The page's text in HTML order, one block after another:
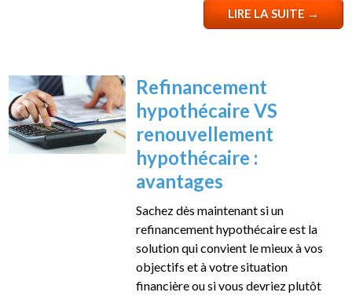
LIRE LA SUITE→
Refinancement
hypothécaire VS
renouvellement
hypothécaire :
avantages
Sachez dès maintenant si un
refinancement hypothécaire est la
solution qui convient le mieux à vos
objectifs et à votre situation
financière ou si vous devriez plutôt